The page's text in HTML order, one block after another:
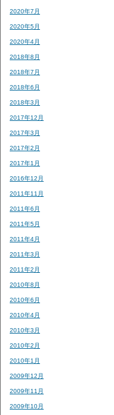
2020年7月
2020年5月
2020年4月
2018年8月
2018年7月
2018年6月
2018年3月
2017年12月
2017年3月
2017年2月
2017年1月
2016年12月
2011年11月
2011年6月
2011年5月
2011年4月
2011年3月
2011年2月
2010年8月
2010年6月
2010年4月
2010年3月
2010年2月
2010年1月
2009年12月
2009年11月
2009年10月